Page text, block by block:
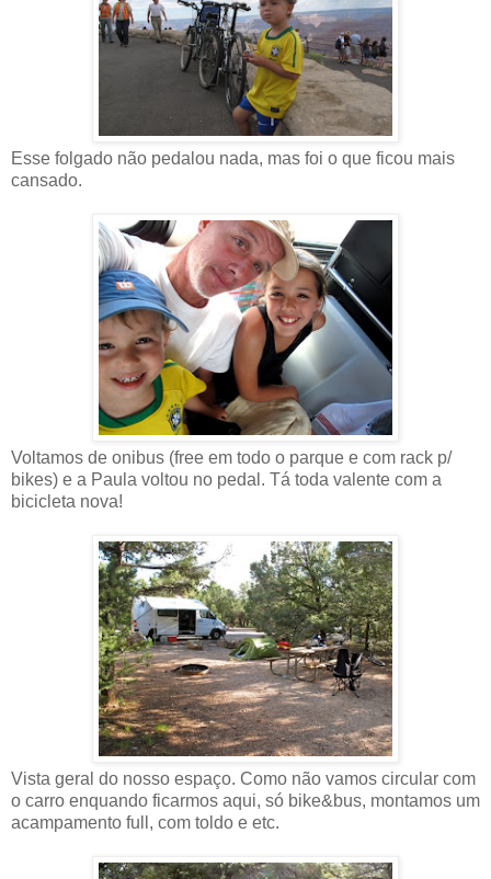
Esse folgado não pedalou nada, mas foi o que ficou mais
cansado.
Voltamos de onibus (free em todo o parque e com rack p/
bikes) e a Paula voltou no pedal. Tá toda valente com a
bicicleta nova!
Vista geral do nosso espaço. Como não vamos circular com
o carro enquando ficarmos aqui, só bike&bus, montamos um
acampamento full, com toldo e etc.